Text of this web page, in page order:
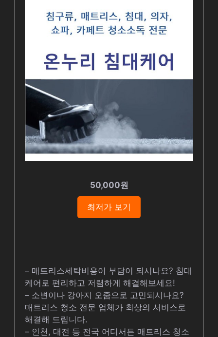
50,000원
최저가 보기
– 매트리스세탁비용이 부담이 되시나요? 침대
케어로 편리하고 저렴하게 해결해보세요!
– 소변이나 강아지 오줌으로 고민되시나요?
매트리스 청소 전문 업체가 최상의 서비스로
해결해 드립니다.
– 인천, 대전 등 전국 어디서든 매트리스 청소